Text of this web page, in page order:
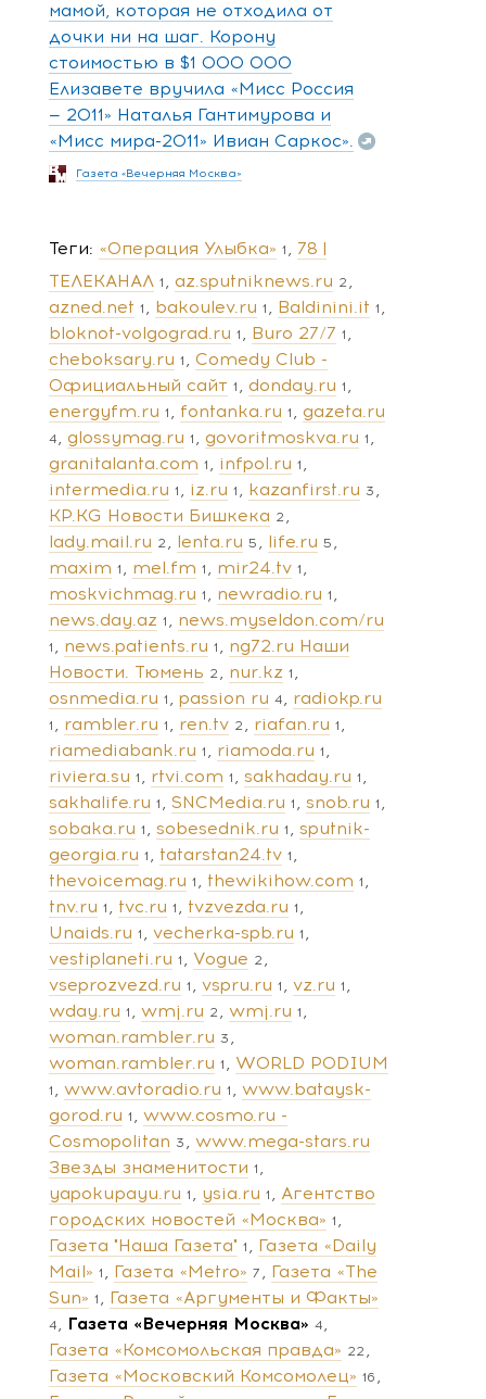
мамой, которая не отходила от
дочки ни на шаг. Корону
стоимостью в $1 000 000
Елизавете вручила «Мисс Россия
— 2011» Наталья Гантимурова и
«Мисс мира-2011» Ивиан Саркос».
Газета «Вечерняя Москва»
Теги «Операция Улыбка» 1
78 |
ТЕЛЕКАНАЛ 1 az.sputniknews.ru 2
azned.net 1 bakoulev.ru 1 Baldinini.it 1
bloknot-volgograd.ru 1 Buro 27/7 1
cheboksary.ru 1
Comedy Club -
Официальный сайт 1 donday.ru 1
energyfm.ru 1 fontanka.ru 1 gazeta.ru
4 glossymag.ru 1 govoritmoskva.ru 1
granitalanta.com 1 infpol.ru 1
intermedia.ru 1 iz.ru 1 kazanfirst.ru 3
KP.KG Новости Бишкека 2
lady.mail.ru 2 lenta.ru 5 life.ru 5
maxim 1 mel.fm 1 mir24.tv 1
moskvichmag.ru 1 newradio.ru 1
news.day.az 1 news.myseldon.com/ru
1 news.patients.ru 1
ng72.ru Наши
Новости. Тюмень 2 nur.kz 1
osnmedia.ru 1 passion ru 4 radiokp.ru
1 rambler.ru 1 ren.tv 2 riafan.ru 1
riamediabank.ru 1 riamoda.ru 1
riviera.su 1 rtvi.com 1 sakhaday.ru 1
sakhalife.ru 1 SNCMedia.ru 1 snob.ru 1
sobaka.ru 1 sobesednik.ru 1
sputnik-
georgia.ru 1 tatarstan24.tv 1
thevoicemag.ru 1 thewikihow.com 1
tnv.ru 1 tvc.ru 1 tvzvezda.ru 1
Unaids.ru 1 vecherka-spb.ru 1
vestiplaneti.ru 1 Vogue 2
vseprozvezd.ru 1 vspru.ru 1 vz.ru 1
wday.ru 1 wmj.ru 2 wmj.ru 1
woman.rambler.ru 3
woman.rambler.ru 1 WORLD PODIUM
1 www.avtoradio.ru 1
www.bataysk-
gorod.ru 1
www.cosmo.ru -
Cosmopolitan 3
www.mega-stars.ru
Звезды знаменитости 1
yapokupayu.ru 1 ysia.ru 1
Агентство
городских новостей «Москва» 1
Газета "Наша Газета" 1
Газета «Daily
Mail» 1 Газета «Metro» 7
Газета «The
Sun» 1 Газета «Аргументы и Факты»
4 Газета «Вечерняя Москва» 4
Газета «Комсомольская правда» 22
Газета «Московский Комсомолец» 16